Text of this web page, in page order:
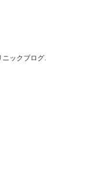
ックブログ.